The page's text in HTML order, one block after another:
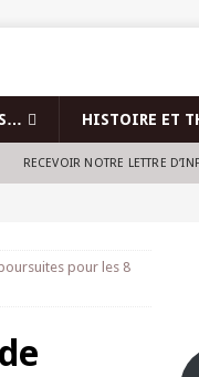
HISTOIRE ET
RECEVOIR NOTRE LETTRE
pour les 8